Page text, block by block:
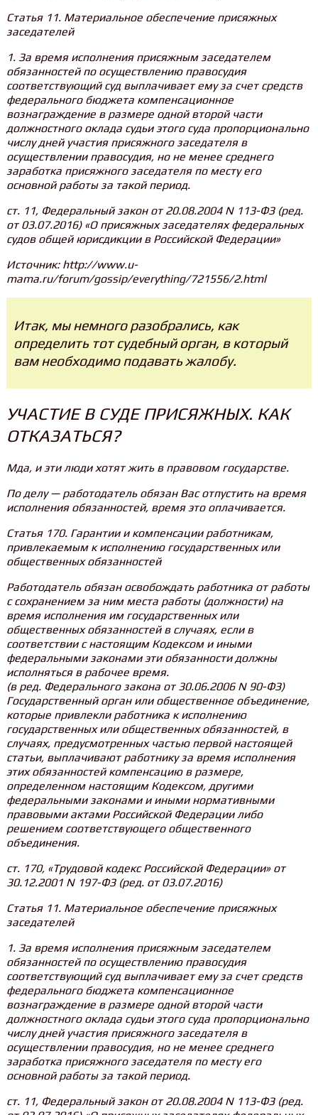
Статья 11. Материальное обеспечение присяжных
заседателей
1. За время исполнения присяжным заседателем
обязанностей по осуществлению правосудия
соответствующий суд выплачивает ему за счет средств
федерального бюджета компенсационное
вознаграждение в размере одной второй части
должностного оклада судьи этого суда пропорционально
числу дней участия присяжного заседателя в
осуществлении правосудия, но не менее среднего
заработка присяжного заседателя по месту его
основной работы за такой период.
ст. 11, Федеральный закон от 20.08.2004 N 113-ФЗ (ред.
от 03.07.2016) «О присяжных заседателях федеральных
судов общей юрисдикции в Российской Федерации»
Источник: http://www.u-
mama.ru/forum/gossip/everything/721556/2.html
Итак, мы немного разобрались, как
определить тот судебный орган, в который
вам необходимо подавать жалобу.
УЧАСТИЕ В СУДЕ ПРИСЯЖНЫХ. КАК
ОТКАЗАТЬСЯ?
Мда, и эти люди хотят жить в правовом государстве.
По делу — работодатель обязан Вас отпустить на время
исполнения обязанностей, время это оплачивается.
Статья 170. Гарантии и компенсации работникам,
привлекаемым к исполнению государственных или
общественных обязанностей
Работодатель обязан освобождать работника от работы
с сохранением за ним места работы (должности) на
время исполнения им государственных или
общественных обязанностей в случаях, если в
соответствии с настоящим Кодексом и иными
федеральными законами эти обязанности должны
исполняться в рабочее время.
(в ред. Федерального закона от 30.06.2006 N 90-ФЗ)
Государственный орган или общественное объединение,
которые привлекли работника к исполнению
государственных или общественных обязанностей, в
случаях, предусмотренных частью первой настоящей
статьи, выплачивают работнику за время исполнения
этих обязанностей компенсацию в размере,
определенном настоящим Кодексом, другими
федеральными законами и иными нормативными
правовыми актами Российской Федерации либо
решением соответствующего общественного
объединения.
ст. 170, «Трудовой кодекс Российской Федерации» от
30.12.2001 N 197-ФЗ (ред. от 03.07.2016)
Статья 11. Материальное обеспечение присяжных
заседателей
1. За время исполнения присяжным заседателем
обязанностей по осуществлению правосудия
соответствующий суд выплачивает ему за счет средств
федерального бюджета компенсационное
вознаграждение в размере одной второй части
должностного оклада судьи этого суда пропорционально
числу дней участия присяжного заседателя в
осуществлении правосудия, но не менее среднего
заработка присяжного заседателя по месту его
основной работы за такой период.
ст. 11, Федеральный закон от 20.08.2004 N 113-ФЗ (ред.